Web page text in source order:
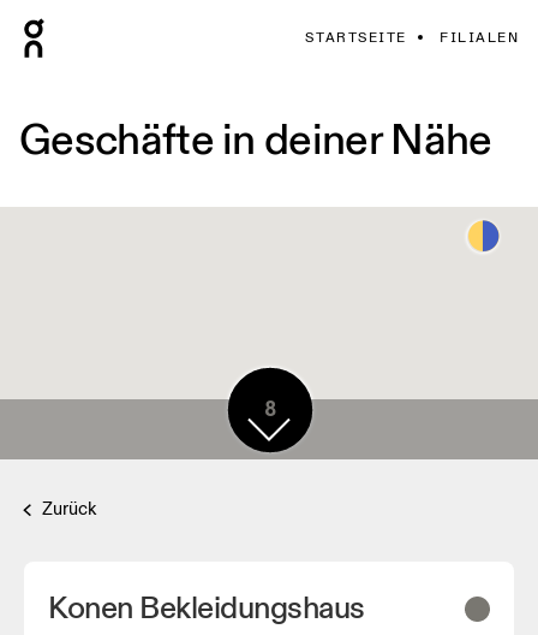
STARTSEITE FILIALEN
Geschäfte in deiner Nähe
8
Zurück
Konen Bekleidungshaus